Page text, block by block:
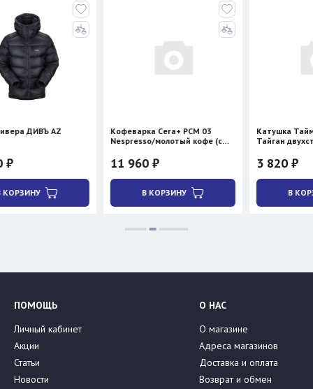
AZ
Кофеварка Cera+ PCM 03
Nespresso/молотый кофе (с
11 960 ₽
Катушка Таймень для
Тайган двухсторонняя
ПОМОЩЬ
Личный кабинет
Акции
Статьи
Новости
О НАС
О магазине
Адреса магазинов
Доставка и оплата
Возврат и обмен